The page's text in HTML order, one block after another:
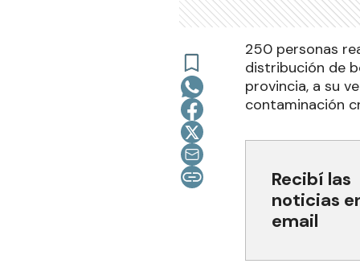
250 personas
distribución de
provincia, a su
contaminación
Recibí las
noticias
email